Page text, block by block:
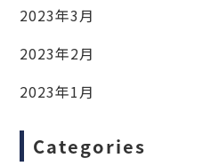
2023年3月
2023年2月
2023年1月
Categories